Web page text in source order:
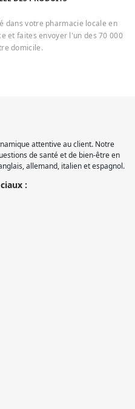
dans votre pharmacie locale en
et faites envoyer l'un des 70 000
domicile.
attentive au client. Notre
de santé et de bien-être en
allemand, italien et espagnol.
: